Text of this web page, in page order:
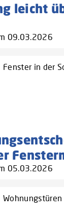
leicht
09.03.2026
Fenster in der
05.03.2026